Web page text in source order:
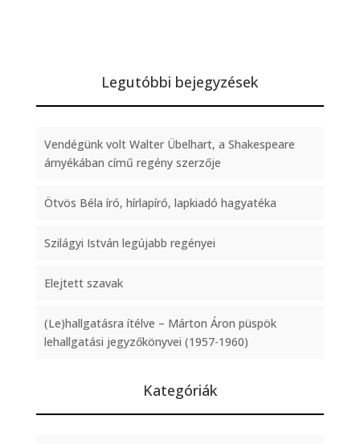
Legutóbbi bejegyzések
Vendégünk volt Walter Übelhart, a Shakespeare
árnyékában című regény szerzője
Ötvös Béla író, hírlapíró, lapkiadó hagyatéka
Szilágyi István legújabb regényei
Elejtett szavak
(Le)hallgatásra ítélve – Márton Áron püspök
lehallgatási jegyzőkönyvei (1957-1960)
Kategóriák